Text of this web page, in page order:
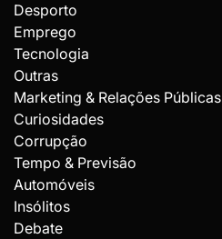
Desporto
Emprego
Tecnologia
Outras
Marketing & Relações Públicas
Curiosidades
Corrupção
Tempo & Previsão
Automóveis
Insólitos
Debate